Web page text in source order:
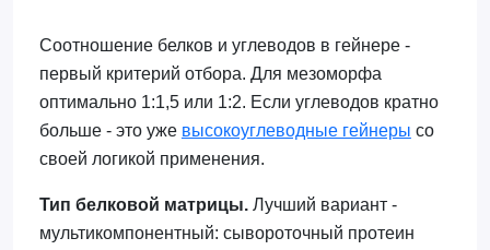
Соотношение белков и углеводов в гейнере -
первый критерий отбора. Для мезоморфа
оптимально 1:1,5 или 1:2. Если углеводов кратно
больше - это уже высокоуглеводные гейнеры со
своей логикой применения.
Тип белковой матрицы.Лучший вариант -
мультикомпонентный: сывороточный протеин